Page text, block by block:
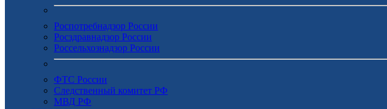
Роспотребнадзор России
Росздравнадзор России
Россельхознадзор России
ФТС России
Следственный комитет РФ
МВД РФ